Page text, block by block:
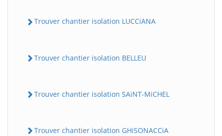
Trouver chantier isolation LUCCiANA
Trouver chantier isolation BELLEU
Trouver chantier isolation SAiNT-MiCHEL
Trouver chantier isolation GHiSONACCiA